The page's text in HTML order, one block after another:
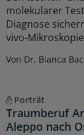
molekularer
Diagnose
vivo-
Von Dr. Bianca
Porträt
Traumberuf
Aleppo nach